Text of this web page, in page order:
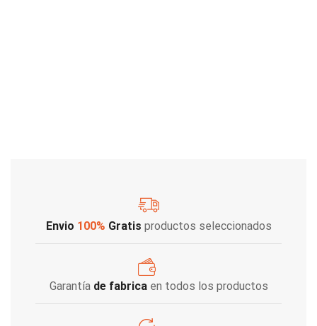
Envio 100% Gratis productos seleccionados
Garantía de fabricaen todos los productos